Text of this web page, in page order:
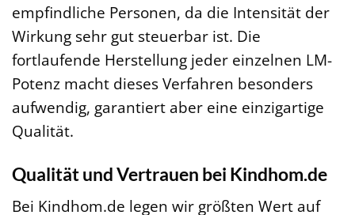
empfindliche Personen, da die Intensität der
Wirkung sehr gut steuerbar ist. Die
fortlaufende Herstellung jeder einzelnen LM-
Potenz macht dieses Verfahren besonders
aufwendig, garantiert aber eine einzigartige
Qualität.
Qualität und Vertrauen bei Kindhom.de
Bei Kindhom.de legen wir größten Wert auf